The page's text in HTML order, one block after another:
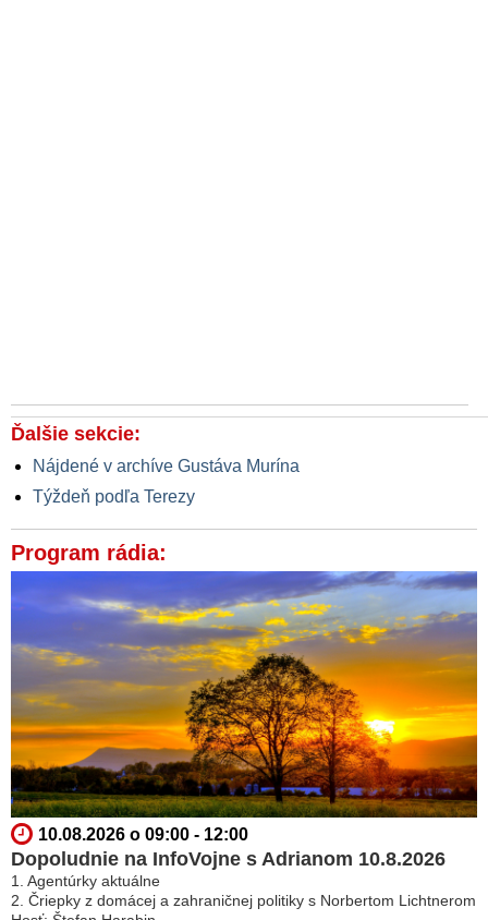
Ďalšie sekcie:
Nájdené v archíve Gustáva Murína
Týždeň podľa Terezy
Program rádia:
10.08.2026 o 09:00 - 12:00
Dopoludnie na InfoVojne s Adrianom 10.8.2026
1. Agentúrky aktuálne
2. Čriepky z domácej a zahraničnej politiky s Norbertom Lichtnerom